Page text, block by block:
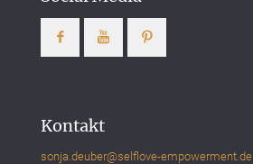
Kontakt
sonja.deuber@selflove-empowerment.de